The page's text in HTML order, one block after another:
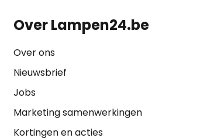
Over Lampen24.be
Over ons
Nieuwsbrief
Jobs
Marketing samenwerkingen
Kortingen en acties